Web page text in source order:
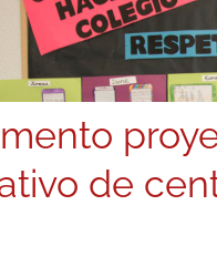
de